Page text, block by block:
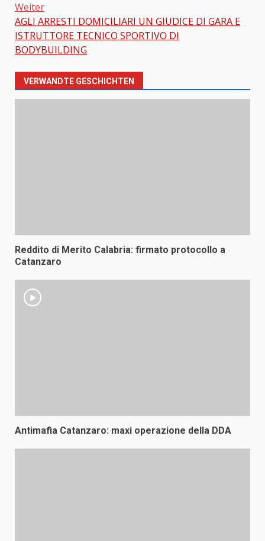
Weiter
AGLI ARRESTI DOMICILIARI UN GIUDICE DI GARA E
ISTRUTTORE TECNICO SPORTIVO DI
BODYBUILDING
VERWANDTE GESCHICHTEN
Reddito di Merito Calabria: firmato protocollo a
Catanzaro
Antimafia Catanzaro: maxi operazione della DDA